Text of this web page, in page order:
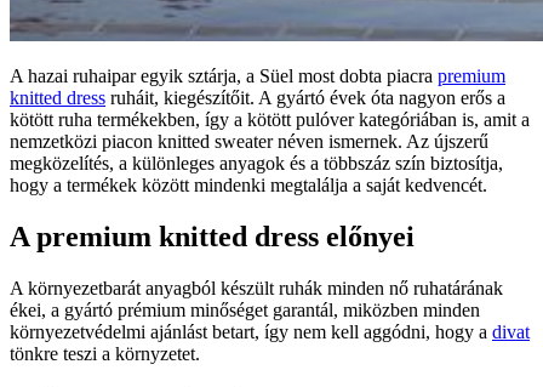
A hazai ruhaipar egyik sztárja, a Süel most dobta piacra premium
knitted dress ruháit, kiegészítőit. A gyártó évek óta nagyon erős a
kötött ruha termékekben, így a kötött pulóver kategóriában is, amit a
nemzetközi piacon knitted sweater néven ismernek. Az újszerű
megközelítés, a különleges anyagok és a többszáz szín biztosítja,
hogy a termékek között mindenki megtalálja a saját kedvencét.
A premium knitted dress előnyei
A környezetbarát anyagból készült ruhák minden nő ruhatárának
ékei, a gyártó prémium minőséget garantál, miközben minden
környezetvédelmi ajánlást betart, így nem kell aggódni, hogy a divat
tönkre teszi a környzetet.